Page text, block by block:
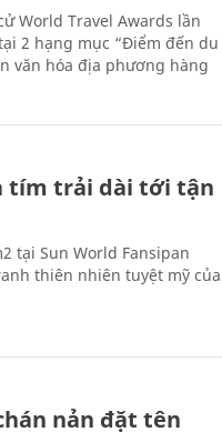
World Travel Awards lần
2 hạng mục “Điểm đến du
văn hóa địa phương hàng
tím trải dài tới tận
tại Sun World Fansipan
thiên nhiên tuyệt mỹ của
nản đặt tên